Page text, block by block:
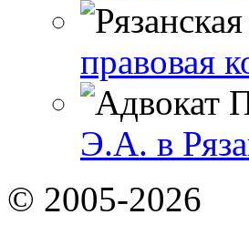
правовая
Э.А. в
© 2005-2026